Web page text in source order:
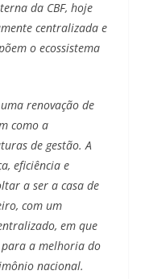
da CBF, hoje
centralizada e
o ecossistema
renovação de
como a
de gestão. A
eficiência e
a ser a casa de
com um
em que
a melhoria do
nacional.